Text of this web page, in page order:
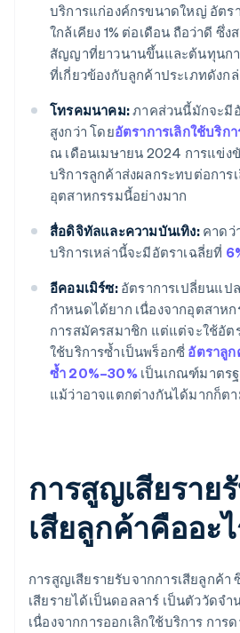
บริการแก่องค์กรขนาดใหญ่ อัตร
ใกล้เคียง 1% ต่อเดือน ถือว่าดี ซึ่ง
สัญญาที่ยาวนานขึ้นและต้นทุนก
ที่เกี่ยวข้องกับลูกค้าประเภทดังก
โทรคมนาคม:ภาคส่วนนี้มักจะมี
สูงกว่า โดยอัตราการเลิกใช้บริก
ณ เดือนเมษายน 2024 การแข่
บริการลูกค้าส่งผลกระทบต่อการ
อุตสาหกรรมนี้อย่างมาก
สื่อดิจิทัลและความบันเทิง:คาดว่
บริการเหล่านี้จะมีอัตราเฉลี่ยที่
อีคอมเมิร์ซ:อัตราการเปลี่ยนแป
กำหนดได้ยาก เนื่องจากอุตสาห
การสมัครสมาชิก แต่แต่จะใช้อัต
ใช้บริการซ้ำเป็นพร็อกซี่ อัตราลู
ซ้ำ 20%–30%เป็นเกณฑ์มาตร
แม้ว่าอาจแตกต่างกันได้มากก็ต
การสูญเสียราย
เสียลูกค้าคืออะ
การสูญเสียรายรับจากการเสียลูกค้า
เสียรายได้เป็นดอลลาร์ เป็นตัววัดจ
เนื่องจากการออกเลิกใช้บริการ การ